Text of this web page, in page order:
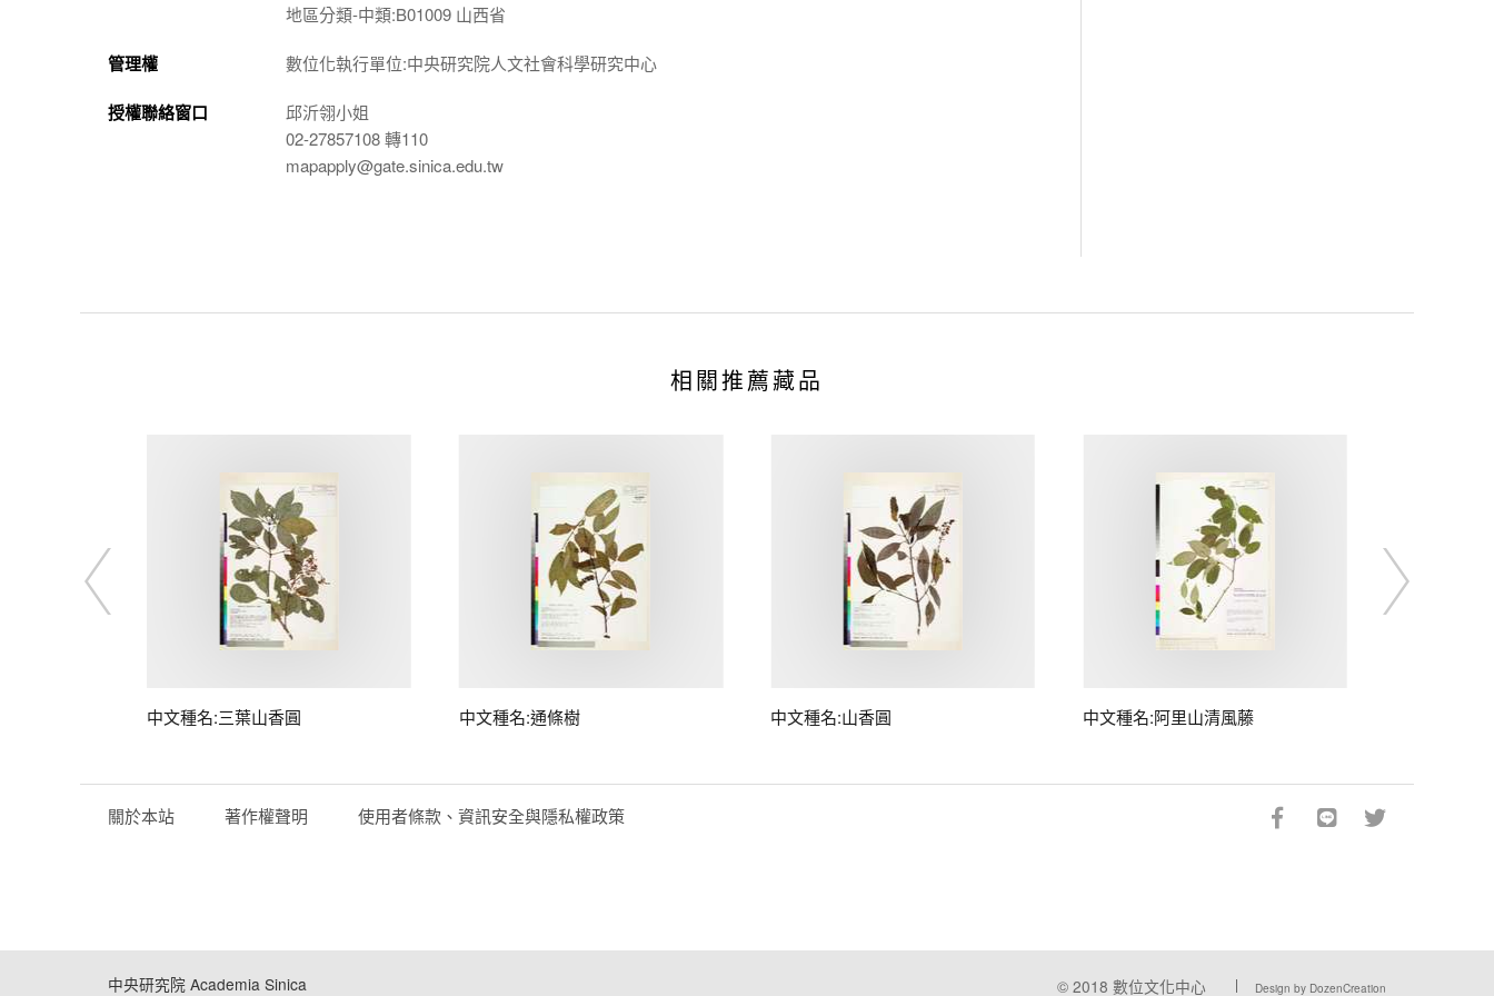
地區分類-中類:B01009 山西省
管理權 數位化執行單位:中央研究院人文社會科學研究中心
授權聯絡窗口
邱沂翎小姐
02-27857108 轉110
mapapply@gate.sinica.edu.tw
相關推薦藏品
中文種名:三葉山香圓 中文種名:通條樹 中文種名:山香圓 中文種名:阿里山清風藤
關於本站 著作權聲明 使用者條款、資訊安全與隱私權政策
中央研究院 Academia Sinica © 2018 數位文化中心 Design by DozenCreation